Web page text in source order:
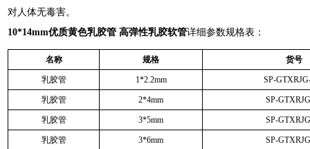
对人体无毒害。
10*14mm优质黄色乳胶管 高弹性乳胶软管详细参数规格表：
名称 规格 货号
乳胶管 1*2.2mm SP-
乳胶管 2*4mm SP-
乳胶管 3*5mm SP-
乳胶管 3*6mm SP-